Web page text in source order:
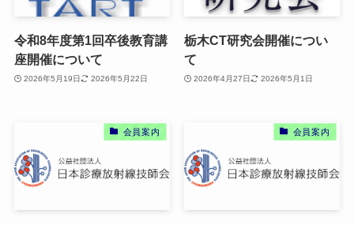
令和8年度第1回卒後教育講
座開催について
2026年5月19日 2026年5月22日
栃木CT研究会開催につい
て
2026年4月27日 2026年5月1日
会員案内 会員案内